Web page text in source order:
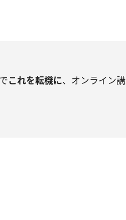
これを転機に、オンライン講